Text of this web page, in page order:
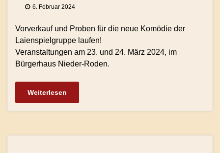
6. Februar 2024
Vorverkauf und Proben für die neue Komödie der
Laienspielgruppe laufen!
Veranstaltungen am 23. und 24. März 2024, im
Bürgerhaus Nieder-Roden.
Weiterlesen